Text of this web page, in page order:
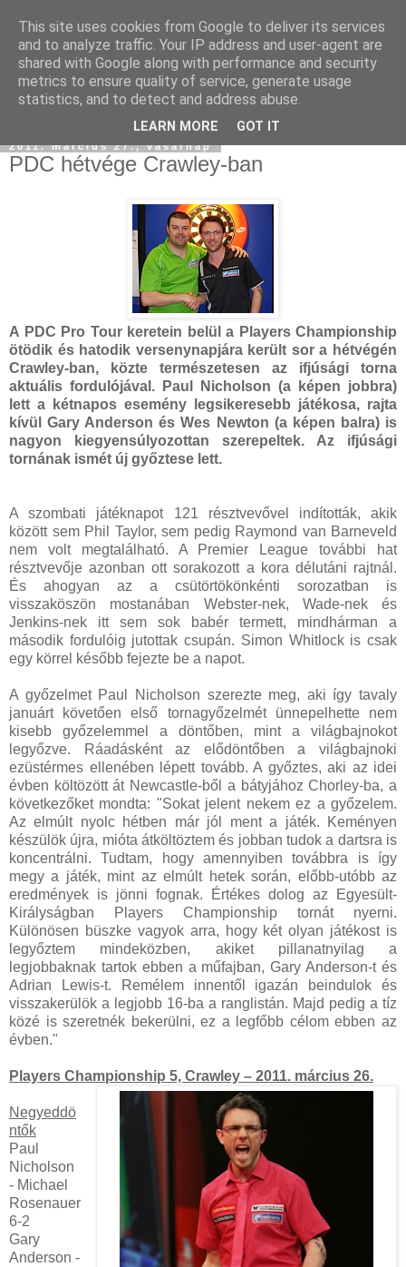
2011. március 27., vasárnap
PDC hétvége Crawley-ban
A PDC Pro Tour keretein belül a Players Championship
ötödik és hatodik versenynapjára került sor a hétvégén
Crawley-ban, közte természetesen az ifjúsági torna
aktuális fordulójával. Paul Nicholson (a képen jobbra)
lett a kétnapos esemény legsikeresebb játékosa, rajta
kívül Gary Anderson és Wes Newton (a képen balra) is
nagyon kiegyensúlyozottan szerepeltek. Az ifjúsági
tornának ismét új győztese lett.
A szombati játéknapot 121 résztvevővel indították, akik
között sem Phil Taylor, sem pedig Raymond van Barneveld
nem volt megtalálható. A Premier League további hat
résztvevője azonban ott sorakozott a kora délutáni rajtnál.
És ahogyan az a csütörtökönkénti sorozatban is
visszaköszön mostanában Webster-nek, Wade-nek és
Jenkins-nek itt sem sok babér termett, mindhárman a
második fordulóig jutottak csupán. Simon Whitlock is csak
egy körrel később fejezte be a napot.
A győzelmet Paul Nicholson szerezte meg, aki így tavaly
januárt követően első tornagyőzelmét ünnepelhette nem
kisebb győzelemmel a döntőben, mint a világbajnokot
legyőzve. Ráadásként az elődöntőben a világbajnoki
ezüstérmes ellenében lépett tovább. A győztes, aki az idei
évben költözött át Newcastle-ből a bátyjához Chorley-ba, a
következőket mondta: "Sokat jelent nekem ez a győzelem.
Az elmúlt nyolc hétben már jól ment a játék. Keményen
készülök újra, mióta átköltöztem és jobban tudok a dartsra is
koncentrálni. Tudtam, hogy amennyiben továbbra is így
megy a játék, mint az elmúlt hetek során, előbb-utóbb az
eredmények is jönni fognak. Értékes dolog az Egyesült-
Királyságban Players Championship tornát nyerni.
Különösen büszke vagyok arra, hogy két olyan játékost is
legyőztem mindeközben, akiket pillanatnyilag a
legjobbaknak tartok ebben a műfajban, Gary Anderson-t és
Adrian Lewis-t. Remélem innentől igazán beindulok és
visszakerülök a legjobb 16-ba a ranglistán. Majd pedig a tíz
közé is szeretnék bekerülni, ez a legfőbb célom ebben az
évben."
Players Championship 5, Crawley – 2011. március 26.
Negyeddö
ntők
Paul
Nicholson
- Michael
Rosenauer
6-2
Gary
Anderson -
This site uses cookies from Google to deliver its services
and to analyze traffic. Your IP address and user-agent are
shared with Google along with performance and security
metrics to ensure quality of service, generate usage
statistics, and to detect and address abuse.
LEARN MORE GOT IT